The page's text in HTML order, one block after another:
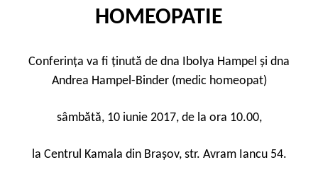
HOMEOPATIE
Conferința va fi ținută de dna Ibolya Hampel și dna
Andrea Hampel-Binder (medic homeopat)
sâmbătă, 10 iunie 2017, de la ora 10.00,
la Centrul Kamala din Brașov, str. Avram Iancu 54.